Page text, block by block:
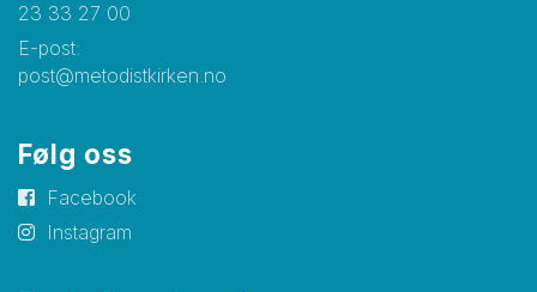
23 33 27 00
E-post:
post@metodistkirken.no
Følg oss
Facebook
Instagram